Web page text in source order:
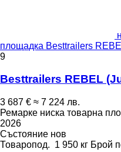
площадка Besttrailers
9
Besttrailers REBEL
3 687 € ≈ 7 224 лв.
Ремарке ниска товарна
2026
Състояние нов
Товаропод. 1 950 кг Брой